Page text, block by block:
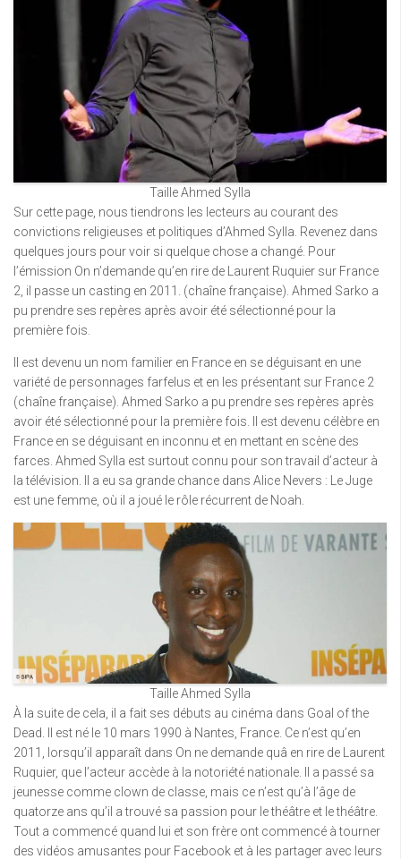
Taille Ahmed Sylla
Sur cette page, nous tiendrons les lecteurs au courant des
convictions religieuses et politiques d’Ahmed Sylla. Revenez dans
quelques jours pour voir si quelque chose a changé. Pour
l’émission On n’demande qu’en rire de Laurent Ruquier sur France
2, il passe un casting en 2011. (chaîne française). Ahmed Sarko a
pu prendre ses repères après avoir été sélectionné pour la
première fois.
Il est devenu un nom familier en France en se déguisant en une
variété de personnages farfelus et en les présentant sur France 2
(chaîne française). Ahmed Sarko a pu prendre ses repères après
avoir été sélectionné pour la première fois. Il est devenu célèbre en
France en se déguisant en inconnu et en mettant en scène des
farces. Ahmed Sylla est surtout connu pour son travail d’acteur à
la télévision. Il a eu sa grande chance dans Alice Nevers : Le Juge
est une femme, où il a joué le rôle récurrent de Noah.
Taille Ahmed Sylla
À la suite de cela, il a fait ses débuts au cinéma dans Goal of the
Dead. Il est né le 10 mars 1990 à Nantes, France. Ce n’est qu’en
2011, lorsqu’il apparaît dans On ne demande quâ en rire de Laurent
Ruquier, que l’acteur accède à la notoriété nationale. Il a passé sa
jeunesse comme clown de classe, mais ce n’est qu’à l’âge de
quatorze ans qu’il a trouvé sa passion pour le théâtre et le théâtre.
Tout a commencé quand lui et son frère ont commencé à tourner
des vidéos amusantes pour Facebook et à les partager avec leurs